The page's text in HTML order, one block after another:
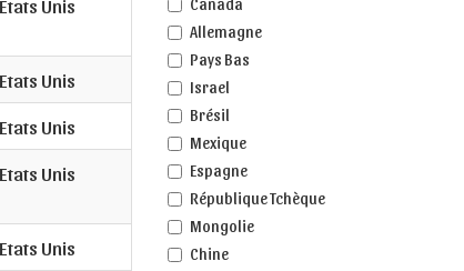
Etats Unis
Etats Unis
Etats Unis
Etats Unis
Etats Unis
Canada
Allemagne
Pays Bas
Israel
Brésil
Mexique
Espagne
République Tchèque
Mongolie
Chine